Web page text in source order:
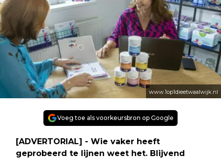
www.1op1dieetwaalwijk.nl
Voeg toe als voorkeursbron op Google
[ADVERTORIAL] - Wie vaker heeft
geprobeerd te lijnen weet het. Blijvend